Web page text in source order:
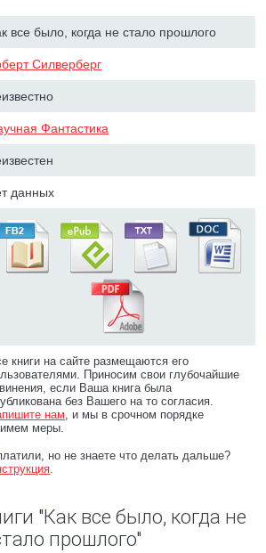
все было, когда не стало прошлого
Силверберг
Фантастика
данных
книги на сайте размещаются его
Приносим свои глубочайшие
если Ваша книга была
без Вашего на то согласия.
нам, и мы в срочном порядке
меры.
но не знаете что делать дальше?
.
"Как все было, когда не
прошлого"